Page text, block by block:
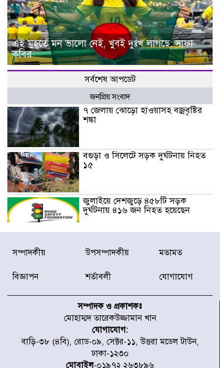
এই মুহূর্তে মন ভালো নেই, খুবই দুঃখ লাগছে: সাফা
কবির
সর্বশেষ আপডেট
জনপ্রিয় সংবাদ
৭ জেলায় ঝোড়ো হাওয়াসহ বজ্রবৃষ্টির
শঙ্কা
বগুড়া ও সিলেটে সড়ক দুর্ঘটনায় নিহত
১৫
জুলাইয়ে দেশজুড়ে ৪৫৮টি সড়ক
দুর্ঘটনায় ৪১৬ জন নিহত হয়েছেন
হারিয়ে যাওয়া শিশুকে পরিবারের কাছে
ফিরিয়ে প্রশংসায় ভাসছেন খিলক্ষেত
স্মৃতি জাদুঘর
রাজধানীর উত্তরা আঞ্চলিক পাসপোর্ট
অফিসের সামনে দালাল চক্রের ১৩ জন
সদস্যকে বিভিন্ন মেয়াদে সাজা প্রদান
করেছে র‌্যাব-১
সম্পাদকীয় উপসম্পাদকীয় মতামত
বিজ্ঞাপন শর্তাবলী যোগাযোগ
সম্পাদক ও প্রকাশকঃ
মোহাম্মদ তারেকউজ্জামান খান
যোগাযোগ:
বাড়ি-৩৮ (৪বি), রোড-০৯, সেক্টর-১১, উত্তরা মডেল টাউন,
ঢাকা-১২৩০
মোবাইল-০১৯৭২ ২৬৩৮৯৬